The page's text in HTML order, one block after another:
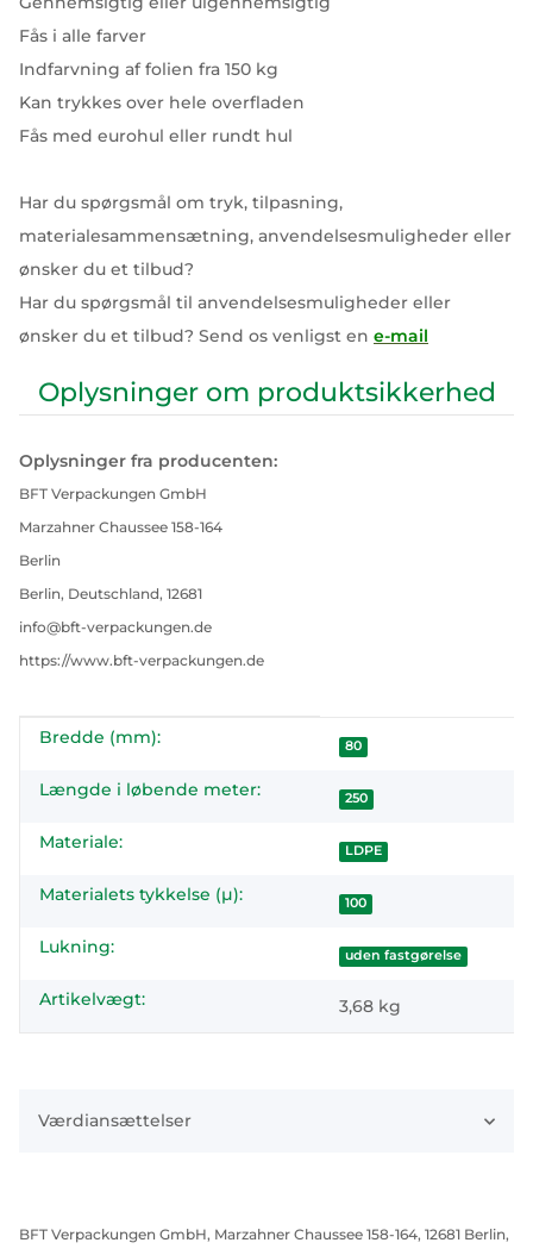
Fås i alle farver
Indfarvning af folien fra 150 kg
Kan trykkes over hele overfladen
Fås med eurohul eller rundt hul
Har du spørgsmål om tryk, tilpasning,
materialesammensætning, anvendelsesmuligheder eller
ønsker du et tilbud?
Har du spørgsmål til anvendelsesmuligheder eller
ønsker du et tilbud? Send os venligst en e-mail
Oplysninger om produktsikkerhed
Oplysninger fra producenten:
BFT Verpackungen GmbH
Marzahner Chaussee 158-164
Berlin
Berlin, Deutschland, 12681
info@bft-verpackungen.de
https://www.bft-verpackungen.de
#productDetails.itemInformation#
#productDetails.itemValue#
Bredde (mm): 80
Længde i løbende meter: 250
Materiale: LDPE
Materialets tykkelse (µ): 100
Lukning: uden fastgørelse
Artikelvægt: 3,68 kg
Værdiansættelser
BFT Verpackungen GmbH, Marzahner Chaussee 158-164, 12681 Berlin,